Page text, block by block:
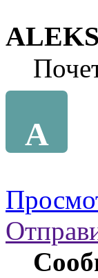
ALEKS
A